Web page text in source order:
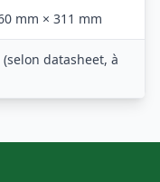
mm × 311 mm
datasheet, à